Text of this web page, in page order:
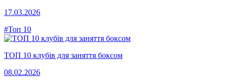
17.03.2026
#Топ 10
ТОП 10 клубів для заняття боксом
08.02.2026